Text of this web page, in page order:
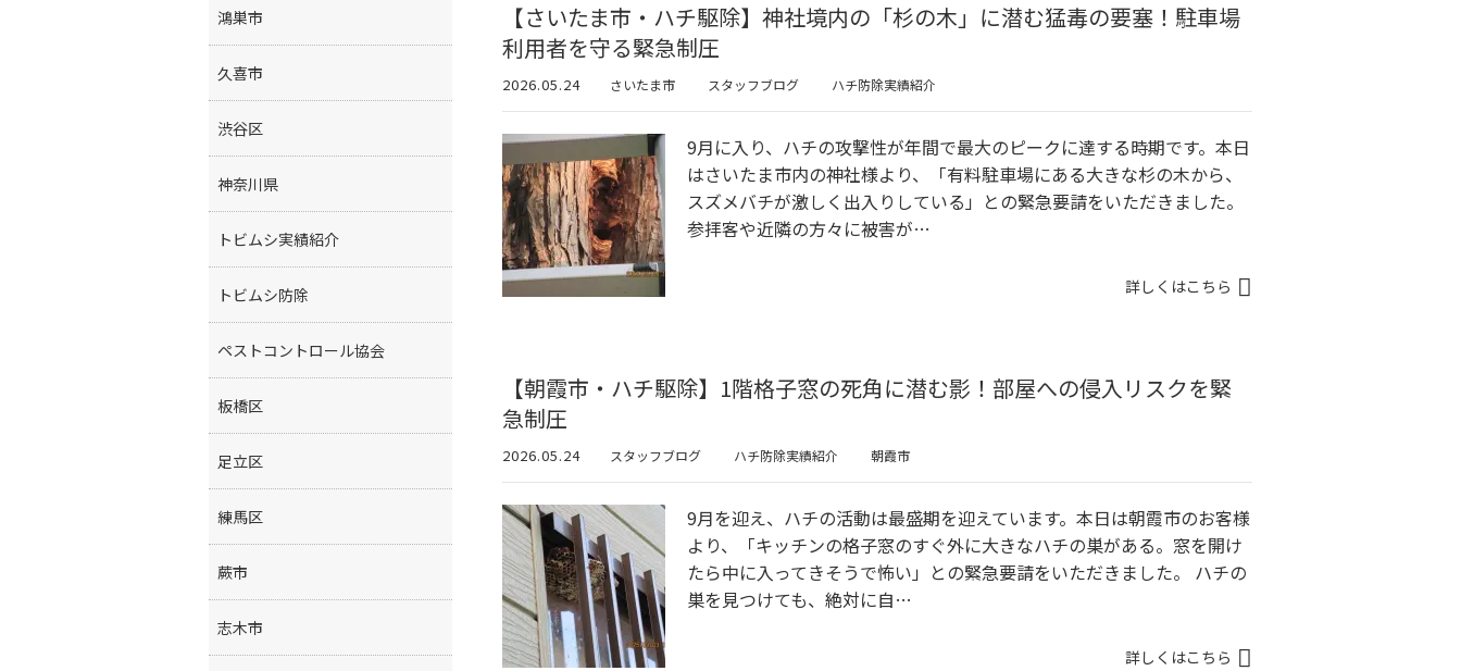
【さいたま市・ハチ駆除】神社境内の「杉の木」に潜む猛毒の要塞！駐車場
利用者を守る緊急制圧
2026.05.24 さいたま市 スタッフブログ ハチ防除実績紹介
9月に入り、ハチの攻撃性が年間で最大のピークに達する時期です。本日
はさいたま市内の神社様より、「有料駐車場にある大きな杉の木から、
スズメバチが激しく出入りしている」との緊急要請をいただきました。
参拝客や近隣の方々に被害が…
詳しくはこちら
【朝霞市・ハチ駆除】1階格子窓の死角に潜む影！部屋への侵入リスクを緊
急制圧
2026.05.24 スタッフブログ ハチ防除実績紹介 朝霞市
9月を迎え、ハチの活動は最盛期を迎えています。本日は朝霞市のお客様
より、「キッチンの格子窓のすぐ外に大きなハチの巣がある。窓を開け
たら中に入ってきそうで怖い」との緊急要請をいただきました。 ハチの
巣を見つけても、絶対に自…
詳しくはこちら
鴻巣市
久喜市
渋谷区
神奈川県
トビムシ実績紹介
トビムシ防除
ペストコントロール協会
板橋区
足立区
練馬区
蕨市
志木市